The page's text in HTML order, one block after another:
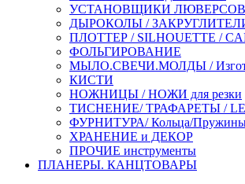
УСТАНОВЩИКИ ЛЮВЕРСОВ
ДЫРОКОЛЫ /
ПЛОТТЕР / SILHOUETTE /
ФОЛЬГИРОВАНИЕ
МЫЛО.СВЕЧИ.МОЛДЫ /
КИСТИ
НОЖНИЦЫ / НОЖИ для резки
ТИСНЕНИЕ/ ТРАФАРЕТЫ /
ФУРНИТУРА/ Кольца/
ХРАНЕНИЕ и ДЕКОР
ПРОЧИЕ инструменты
ПЛАНЕРЫ. КАНЦТОВАРЫ